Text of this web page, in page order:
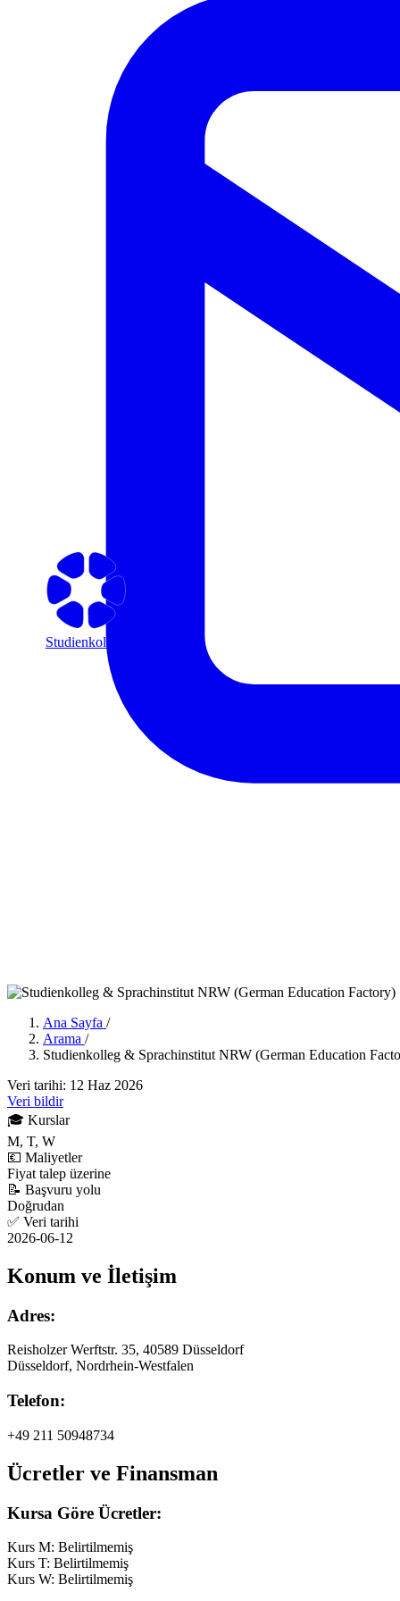
Studienkolleg
Ana Sayfa /
Arama /
Studienkolleg & Sprachinstitut NRW (German Education
Veri tarihi: 12 Haz 2026
Veri bildir
🎓 Kurslar
M, T, W
💶 Maliyetler
Fiyat talep üzerine
📝 Başvuru yolu
Doğrudan
✅ Veri tarihi
2026-06-12
Konum ve İletişim
Adres:
Reisholzer Werftstr. 35, 40589 Düsseldorf
Düsseldorf, Nordrhein-Westfalen
Telefon:
+49 211 50948734
Ücretler ve Finansman
Kursa Göre Ücretler:
Kurs M: Belirtilmemiş
Kurs T: Belirtilmemiş
Kurs W: Belirtilmemiş